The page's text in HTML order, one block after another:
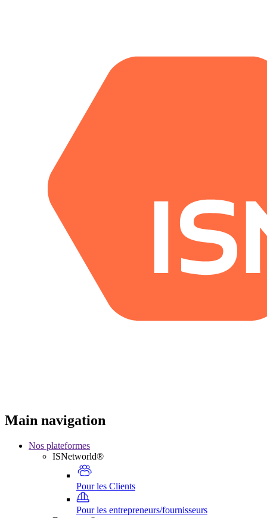
Main navigation
Nos plateformes
ISNetworld®
Pour les Clients
Pour les entrepreneurs/fournisseurs